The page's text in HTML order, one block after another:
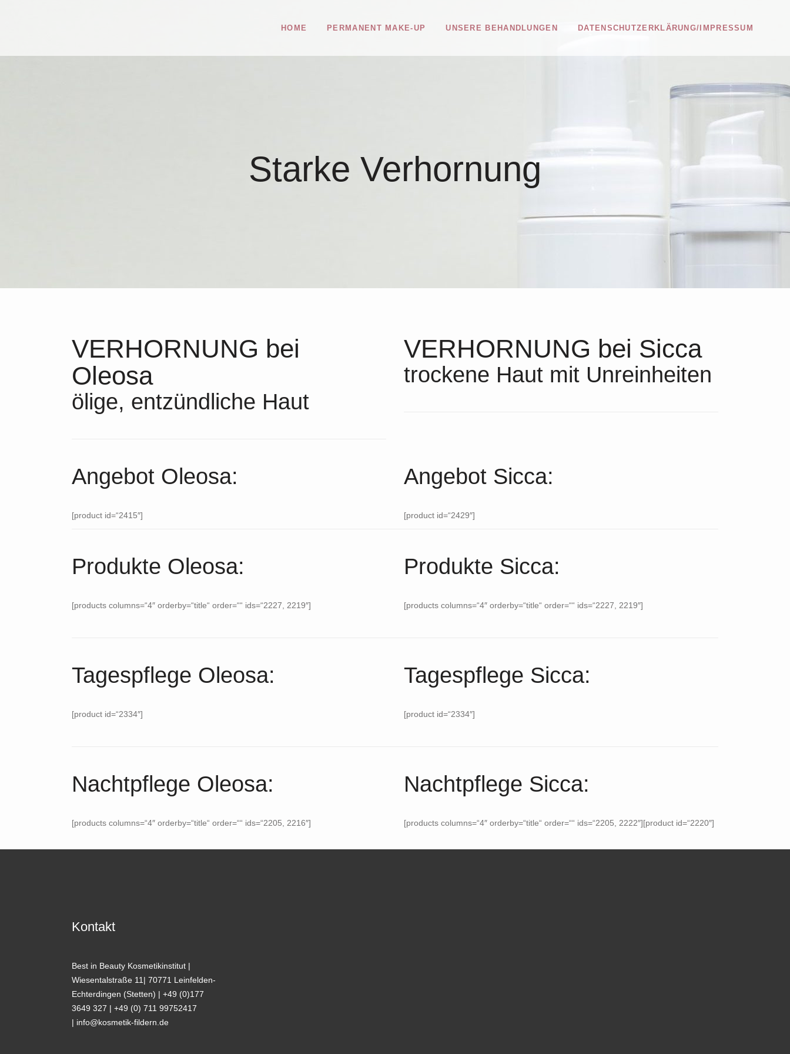
HOME PERMANENT MAKE-UP UNSERE BEHANDLUNGEN DATENSCHUTZERKLÄRUNG/IMPRESSUM
Starke Verhornung
VERHORNUNG bei
Oleosa
ölige, entzündliche Haut
VERHORNUNG bei Sicca
trockene Haut mit Unreinheiten
Angebot Oleosa:
[product id=“2415″]
Angebot Sicca:
[product id=“2429″]
Produkte Oleosa:
[products columns=“4″ orderby=“title“ order=““ ids=“2227, 2219″]
Produkte Sicca:
[products columns=“4″ orderby=“title“ order=““ ids=“2227, 2219″]
Tagespflege Oleosa:
[product id=“2334″]
Tagespflege Sicca:
[product id=“2334″]
Nachtpflege Oleosa:
[products columns=“4″ orderby=“title“ order=““ ids=“2205, 2216″]
Nachtpflege Sicca:
[products columns=“4″ orderby=“title“ order=““ ids=“2205, 2222″][product id=“2220″]
Kontakt
Best in Beauty Kosmetikinstitut |
Wiesentalstraße 11| 70771 Leinfelden-
Echterdingen (Stetten) | +49 (0)177
3649 327 | +49 (0) 711 99752417
| info@kosmetik-fildern.de